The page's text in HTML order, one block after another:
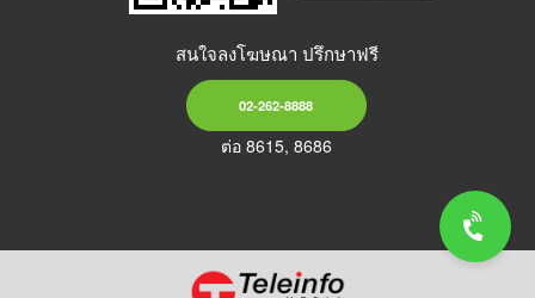
สนใจลงโฆษณา ปรึกษาฟรี
02-262-8888
ต่อ 8615, 8686